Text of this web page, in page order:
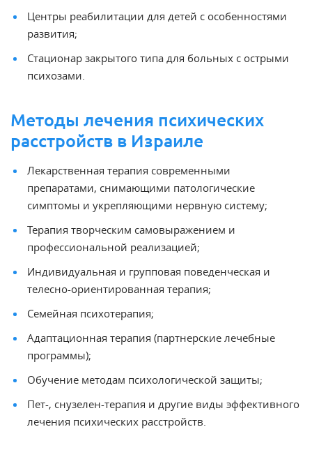
Центры реабилитации для детей с особенностями
развития;
Стационар закрытого типа для больных с острыми
психозами.
Методы лечения психических
расстройств в Израиле
Лекарственная терапия современными
препаратами, снимающими патологические
симптомы и укрепляющими нервную систему;
Терапия творческим самовыражением и
профессиональной реализацией;
Индивидуальная и групповая поведенческая и
телесно-ориентированная терапия;
Семейная психотерапия;
Адаптационная терапия (партнерские лечебные
программы);
Обучение методам психологической защиты;
Пет-, снузелен-терапия и другие виды эффективного
лечения психических расстройств.